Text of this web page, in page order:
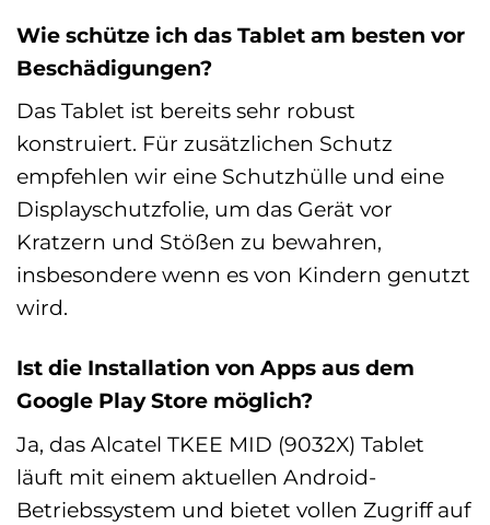
Wie schütze ich das Tablet am besten vor
Beschädigungen?
Das Tablet ist bereits sehr robust
konstruiert. Für zusätzlichen Schutz
empfehlen wir eine Schutzhülle und eine
Displayschutzfolie, um das Gerät vor
Kratzern und Stößen zu bewahren,
insbesondere wenn es von Kindern genutzt
wird.
Ist die Installation von Apps aus dem
Google Play Store möglich?
Ja, das Alcatel TKEE MID (9032X) Tablet
läuft mit einem aktuellen Android-
Betriebssystem und bietet vollen Zugriff auf